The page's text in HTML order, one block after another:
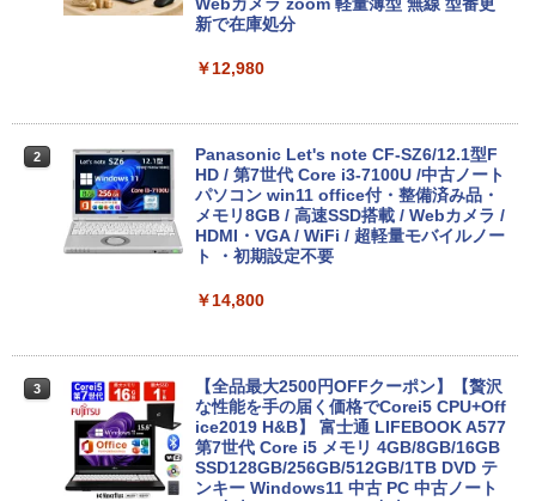
新で在庫処分
￥12,980
2
Panasonic Let's note CF-SZ6/12.1型F
HD / 第7世代 Core i3-7100U /中古ノート
パソコン win11 office付・整備済み品・
メモリ8GB / 高速SSD搭載 / Webカメラ /
HDMI・VGA / WiFi / 超軽量モバイルノー
ト ・初期設定不要
￥14,800
3
【全品最大2500円OFFクーポン】【贅沢
な性能を手の届く価格でCorei5 CPU+Off
ice2019 H&B】 富士通 LIFEBOOK A577
第7世代 Core i5 メモリ 4GB/8GB/16GB
SSD128GB/256GB/512GB/1TB DVD テ
ンキー Windows11 中古 PC 中古ノート